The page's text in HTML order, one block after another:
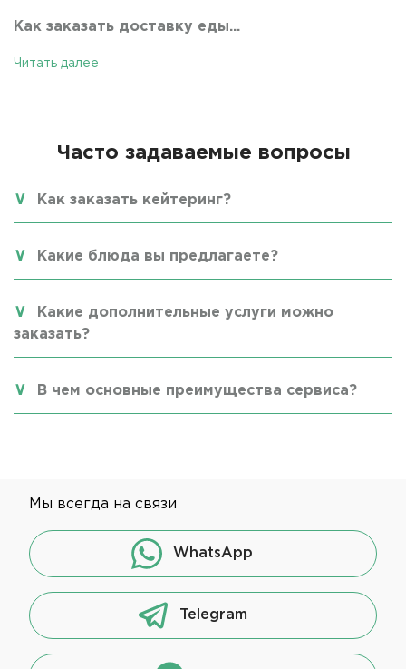
Как заказать доставку еды...
Читать далее
Часто задаваемые вопросы
Как заказать кейтеринг?
Какие блюда вы предлагаете?
Какие дополнительные услуги можно
заказать?
В чем основные преимущества сервиса?
Мы всегда на связи
WhatsApp
Telegram